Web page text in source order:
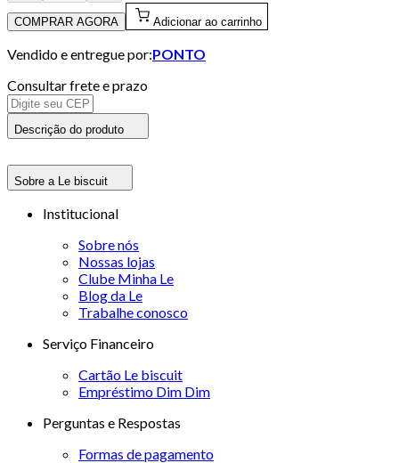
COMPRAR AGORA Adicionar ao carrinho
Vendido e entregue por:PONTO
Consultar frete e prazo
Descrição do produto
Sobre a Le biscuit
Institucional
Sobre nós
Nossas lojas
Clube Minha Le
Blog da Le
Trabalhe conosco
Serviço Financeiro
Cartão Le biscuit
Empréstimo Dim Dim
Perguntas e Respostas
Formas de pagamento